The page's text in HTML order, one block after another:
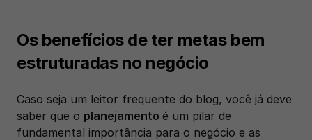
Os benefícios de ter metas bem
estruturadas no negócio
Caso seja um leitor frequente do blog, você já deve
saber que o planejamento é um pilar de
fundamental importância para o negócio e as